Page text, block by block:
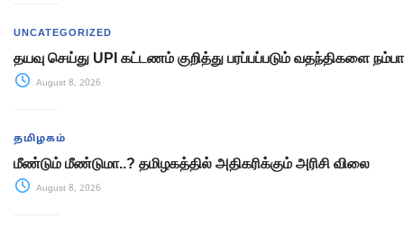
UNCATEGORIZED
தயவு செய்து UPI கட்டணம் குறித்து பரப்பப்படும் வதந்திகளை
August 8, 2026
தமிழகம்
மீண்டும் மீண்டுமா..? தமிழகத்தில் அதிகரிக்கும் அரிசி விலை
August 8, 2026